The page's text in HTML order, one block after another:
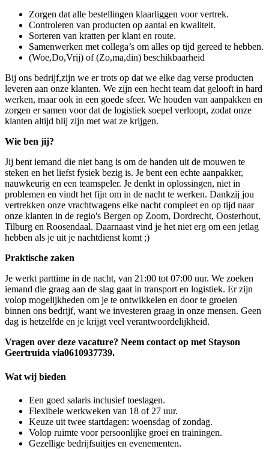
Zorgen dat alle bestellingen klaarliggen voor vertrek.
Controleren van producten op aantal en kwaliteit.
Sorteren van kratten per klant en route.
Samenwerken met collega’s om alles op tijd gereed te hebben.
(Woe,Do,Vrij) of (Zo,ma,din) beschikbaarheid
Bij ons bedrijf,zijn we er trots op dat we elke dag verse producten
leveren aan onze klanten. We zijn een hecht team dat gelooft in hard
werken, maar ook in een goede sfeer. We houden van aanpakken en
zorgen er samen voor dat de logistiek soepel verloopt, zodat onze
klanten altijd blij zijn met wat ze krijgen.
Wie ben jij?
Jij bent iemand die niet bang is om de handen uit de mouwen te
steken en het liefst fysiek bezig is. Je bent een echte aanpakker,
nauwkeurig en een teamspeler. Je denkt in oplossingen, niet in
problemen en vindt het fijn om in de nacht te werken. Dankzij jou
vertrekken onze vrachtwagens elke nacht compleet en op tijd naar
onze klanten in de regio's Bergen op Zoom, Dordrecht, Oosterhout,
Tilburg en Roosendaal. Daarnaast vind je het niet erg om een jetlag
hebben als je uit je nachtdienst komt ;)
Praktische zaken
Je werkt parttime in de nacht, van 21:00 tot 07:00 uur. We zoeken
iemand die graag aan de slag gaat in transport en logistiek. Er zijn
volop mogelijkheden om je te ontwikkelen en door te groeien
binnen ons bedrijf, want we investeren graag in onze mensen. Geen
dag is hetzelfde en je krijgt veel verantwoordelijkheid.
Vragen over deze vacature? Neem contact op met Stayson
Geertruida via0610937739.
Wat wij bieden
Een goed salaris inclusief toeslagen.
Flexibele werkweken van 18 of 27 uur.
Keuze uit twee startdagen: woensdag of zondag.
Volop ruimte voor persoonlijke groei en trainingen.
Gezellige bedrijfsuitjes en evenementen.